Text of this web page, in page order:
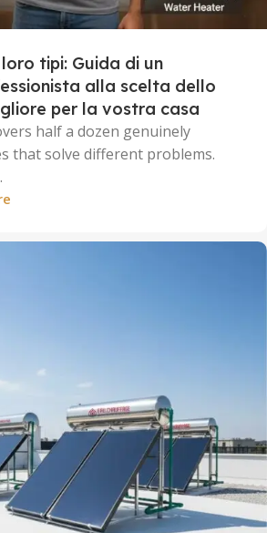
tipi: Guida di un
alla scelta dello
per la vostra casa
half a dozen genuinely
that solve different problems.